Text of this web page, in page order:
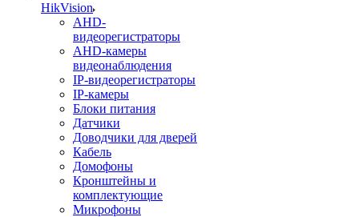
HikVision
AHD-
видеорегистраторы
AHD-камеры
видеонаблюдения
IP-видеорегистраторы
IP-камеры
Блоки питания
Датчики
Доводчики для дверей
Кабель
Домофоны
Кронштейны и
комплектующие
Микрофоны